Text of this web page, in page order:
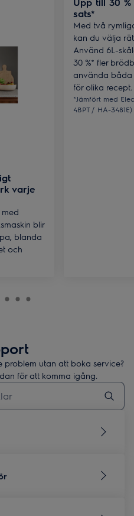
varje
blir
blanda
och
sats*
Med två
kan du välja
Använd 6L-
30 %* fler
använda båda
för olika recept.
*Jämfört med
4BPT / HA-
problem utan att boka service?
för att komma igång.